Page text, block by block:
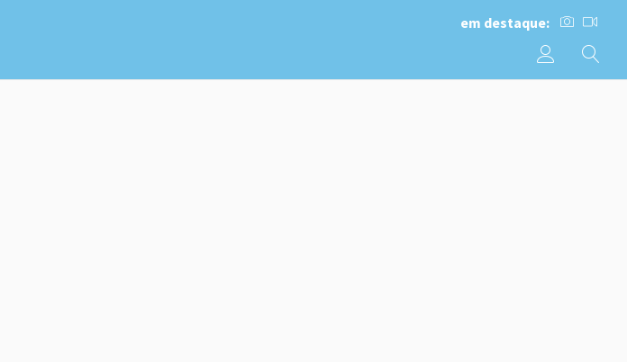
em destaque: